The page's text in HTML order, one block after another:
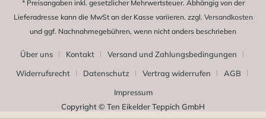
* Preisangaben inkl. gesetzlicher Mehrwertsteuer. Abhängig von der
Lieferadresse kann die MwSt an der Kasse variieren. zzgl. Versandkosten
und ggf. Nachnahmegebühren, wenn nicht anders beschrieben
Über uns Kontakt
Versand und Zahlungsbedingungen
Widerrufsrecht
Datenschutz Vertrag widerrufen
AGB
Impressum
Copyright © Ten Eikelder Teppich GmbH